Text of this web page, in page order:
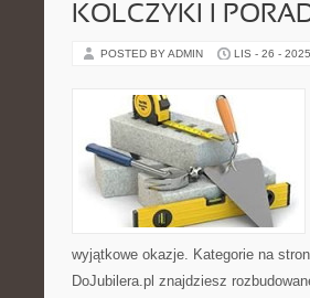
KOLCZYKI I
POSTED BY ADMIN LIS - 26 - 2025
wyjątkowe okazje. Kategorie na
DoJubilera.pl znajdziesz